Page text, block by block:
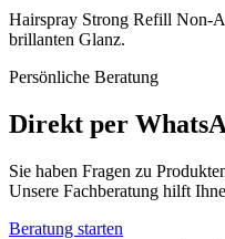
Hairspray Strong Refill Non-
brillanten Glanz.
Persönliche Beratung
Direkt per
Sie haben Fragen zu
Unsere Fachberatung hilft
Beratung starten